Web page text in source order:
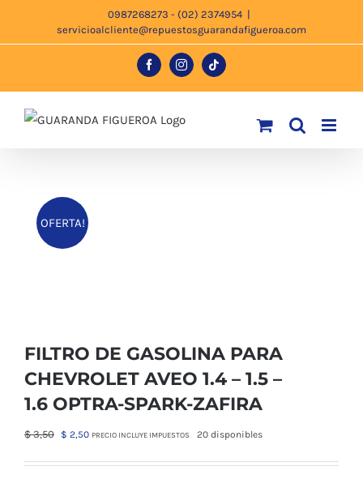
0987268273 - (02) 2374954 |
servicioalcliente@repuestosguarandafigueroa.com
FacebookInstagramTiktok
OFERTA!
FILTRO DE GASOLINA PARA
CHEVROLET AVEO 1.4 – 1.5 –
1.6 OPTRA-SPARK-ZAFIRA
$3,50
El
original
$ 2,50El
actual
PRECIO INCLUYE IMPUESTOS 20 disponibles